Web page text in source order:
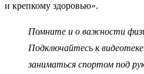
и крепкому здоровью».
Помните и о важности
Подключайтесь к
заниматься спортом под